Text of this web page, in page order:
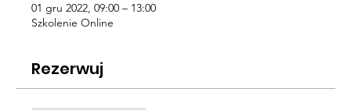
01 gru 2022, 09:00 – 13:00
Szkolenie Online
Rezerwuj